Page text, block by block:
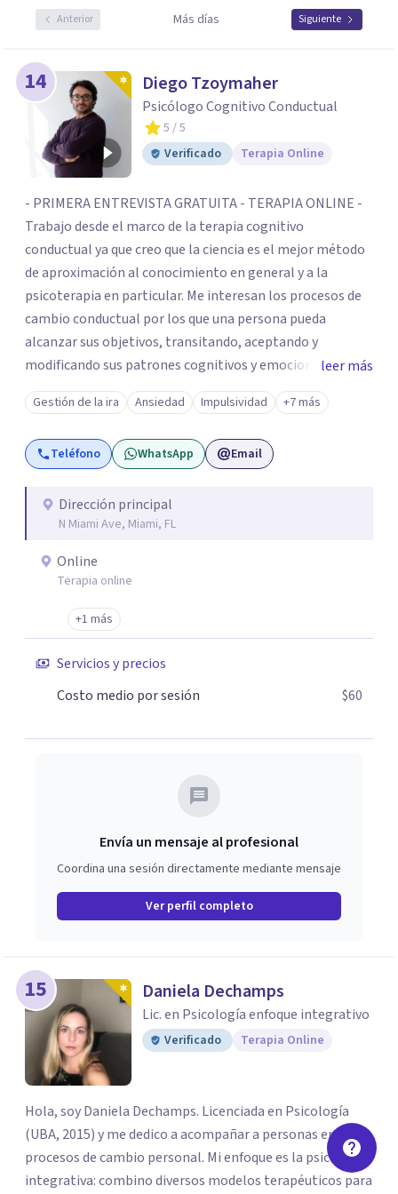
Anterior Más días Siguiente
14 Diego Tzoymaher
Psicólogo Cognitivo Conductual
5 / 5
Verificado
Terapia Online
- PRIMERA ENTREVISTA GRATUITA - TERAPIA ONLINE -
Trabajo desde el marco de la terapia cognitivo
conductual ya que creo que la ciencia es el mejor método
de aproximación al conocimiento en general y a la
psicoterapia en particular. Me interesan los procesos de
cambio conductual por los que una persona pueda
alcanzar sus objetivos, transitando, aceptando y
modificando sus patrones cognitivos y emocionales.
Abordo patologías específicas como trastornos de
ansiedad y del ánimo, y también crisis vitales y procesos
de crecimiento personal.
leer más
Gestión de la ira Ansiedad Impulsividad +7 más
Teléfono WhatsApp Email
Dirección principal
N Miami Ave, Miami, FL
Online
Terapia online
+1 más
Servicios y precios
Costo medio por sesión
$60
Envía un mensaje al profesional
Coordina una sesión directamente mediante mensaje
Ver perfil completo
15 Daniela Dechamps
Lic. en Psicología enfoque integrativo
Verificado Terapia Online
Hola, soy Daniela Dechamps. Licenciada en Psicología
(UBA, 2015) y me dedico a acompañar a personas en sus
procesos de cambio personal. Mi enfoque es la psicología
integrativa: combino diversos modelos terapéuticos para